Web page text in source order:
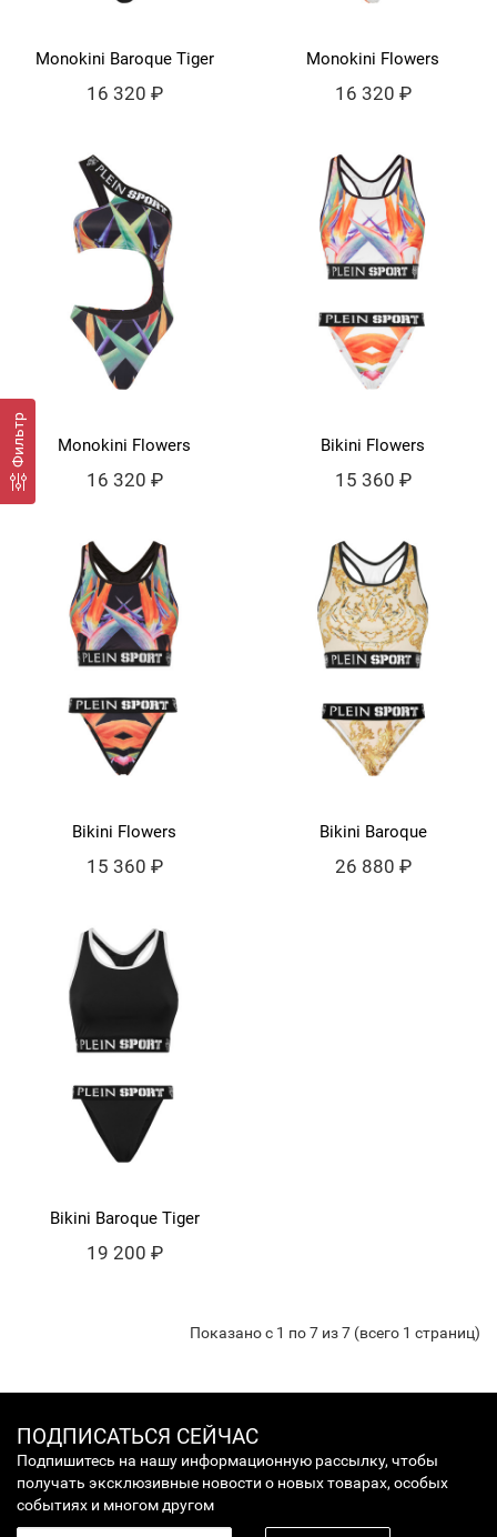
Фильтр
Monokini Baroque Tiger
16 320 ₽
Monokini Flowers
16 320 ₽
Monokini Flowers
16 320 ₽
Bikini Flowers
15 360 ₽
Bikini Flowers
15 360 ₽
Bikini Baroque
26 880 ₽
Bikini Baroque Tiger
19 200 ₽
Показано с 1 по 7 из 7 (всего 1 страниц)
ПОДПИСАТЬСЯ СЕЙЧАС
Подпишитесь на нашу информационную рассылку, чтобы
получать эксклюзивные новости о новых товарах, особых
событиях и многом другом